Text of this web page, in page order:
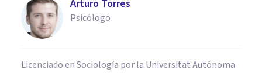
Arturo Torres
Psicólogo
Licenciado en Sociología por la Universitat Autónoma